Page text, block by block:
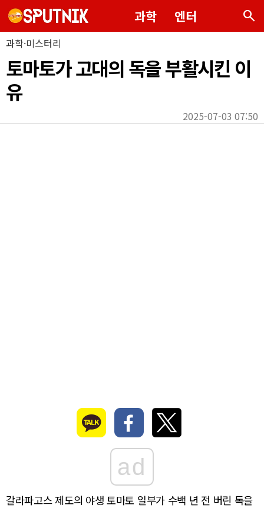
과학 엔터 search
과학·미스터리
토마토가 고대의 독을 부활시킨 이
유
2025-07-03 07:50
ad
갈라파고스 제도의 야생 토마토 일부가 수백 년 전 버린 독을